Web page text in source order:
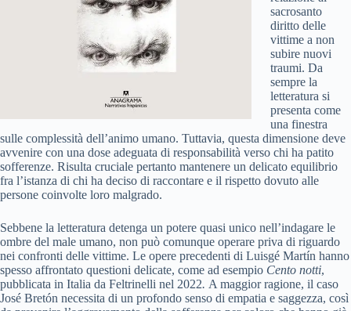
sacrosanto
diritto delle
vittime a non
subire nuovi
traumi. Da
sempre la
letteratura si
presenta come
una finestra
sulle complessità dell’animo umano. Tuttavia, questa dimensione deve
avvenire con una dose adeguata di responsabilità verso chi ha patito
sofferenze. Risulta cruciale pertanto mantenere un delicato equilibrio
fra l’istanza di chi ha deciso di raccontare e il rispetto dovuto alle
persone coinvolte loro malgrado.
Sebbene la letteratura detenga un potere quasi unico nell’indagare le
ombre del male umano, non può comunque operare priva di riguardo
nei confronti delle vittime. Le opere precedenti di Luisgé Martín hanno
spesso affrontato questioni delicate, come ad esempio Cento notti,
pubblicata in Italia da Feltrinelli nel 2022. A maggior ragione, il caso
José Bretón necessita di un profondo senso di empatia e saggezza, così